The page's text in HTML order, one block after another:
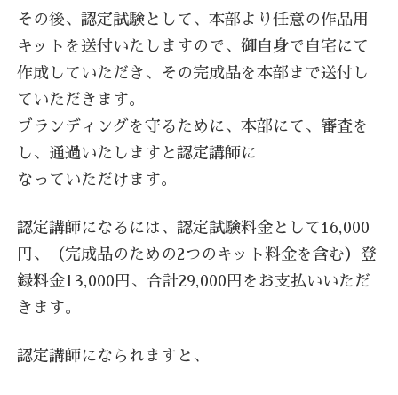
その後、認定試験として、本部より任意の作品用
キットを送付いたしますので、御自身で自宅にて
作成していただき、その完成品を本部まで送付し
ていただきます。
ブランディングを守るために、本部にて、審査を
し、通過いたしますと認定講師に
なっていただけます。
認定講師になるには、認定試験料金として16,000
円、（完成品のための2つのキット料金を含む）登
録料金13,000円、合計29,000円をお支払いいただ
きます。
認定講師になられますと、